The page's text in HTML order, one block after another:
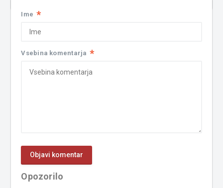
Ime *
Vsebina komentarja *
Opozorilo